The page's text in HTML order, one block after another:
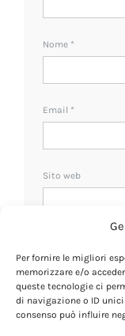
Per fornire le migliori
memorizzare e/o
queste tecnologie ci
di navigazione o ID
consenso può influire
Nome *
Email *
Sito web